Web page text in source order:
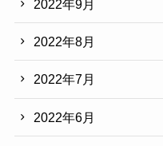
2022年9月
2022年8月
2022年7月
2022年6月